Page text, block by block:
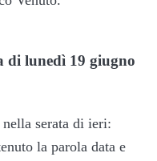
di lunedì 19 giugno
serata di ieri:
la parola data e